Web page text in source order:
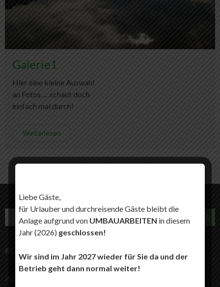
Galerie1
Hier eine kleine Auswahl
an Fotos, …schaut doch
einfach mal durch!
Weiterlesen
RECHTLICHES
Platzordnung
Liebe Gäste,
für Urlauber und durchreisende Gäste bleibt die
Anlage aufgrund von UMBAUARBEITEN in diesem
Jahr (2026) geschlossen!
Wir sind im Jahr 2027 wieder für Sie da und der
Betrieb geht dann normal weiter!